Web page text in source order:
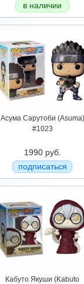
в наличии
Асума Сарутоби (Asuma)
#1023
1990 руб.
подписаться
Кабуто Якуши (Kabuto